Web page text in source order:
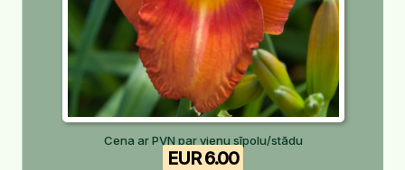
Cena ar PVN par vienu sīpolu/stādu
EUR 6.00